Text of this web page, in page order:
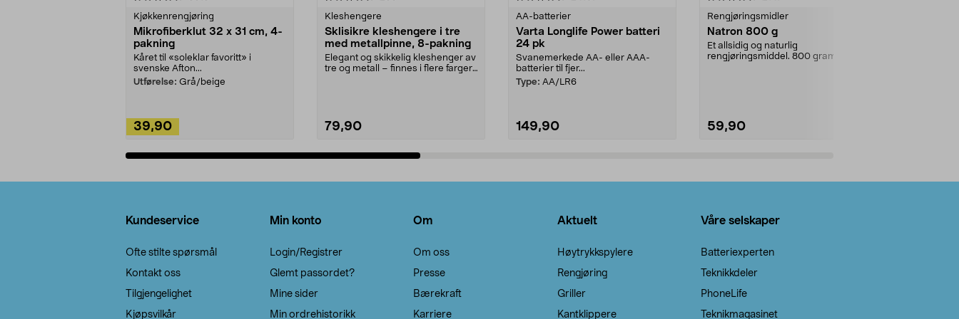
Kjøkkenrengjøring
Mikrofiberklut 32 x 31 cm, 4-
pakning
Kåret til «soleklar favoritt» i
svenske Afton...
Utførelse: Grå/beige
39,90
Kleshengere
Sklisikre kleshengere i tre
med metallpinne, 8-pakning
Elegant og skikkelig kleshenger av
tre og metall – finnes i flere farger.
79,90
AA-batterier
Varta Longlife Power batteri
24 pk
Svanemerkede AA- eller AAA-
batterier til fjer...
Type: AA/LR6
149,90
Rengjøringsmidler
Natron 800 g
Et allsidig og naturlig
rengjøringsmiddel. 800 gram
59,90
Kundeservice
Ofte stilte spørsmål
Kontakt oss
Tilgjengelighet
Kjøpsvilkår
Min konto
Login/Registrer
Glemt passordet?
Mine sider
Min ordrehistorikk
Om
Om oss
Presse
Bærekraft
Karriere
Aktuelt
Høytrykkspylere
Rengjøring
Griller
Kantklippere
Våre selskaper
Batteriexperten
Teknikkdeler
PhoneLife
Teknikmagasinet